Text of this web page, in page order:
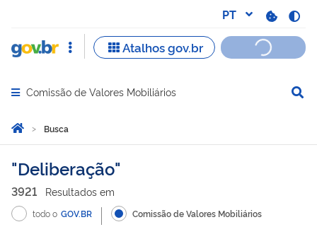
Abrir menu principal de navegação
Comissão de Valores Mobiliários
Você está aqui:
Página Inicial
Busca
Busca
Deliberação
3921 Resultados em
todo o GOV.BR Comissão de Valores Mobiliários